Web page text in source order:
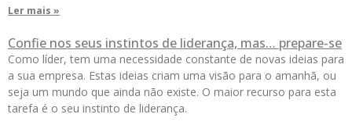
Ler mais »
Confie nos seus instintos de liderança, mas… prepare-se
Como líder, tem uma necessidade constante de novas ideias para
a sua empresa. Estas ideias criam uma visão para o amanhã, ou
seja um mundo que ainda não existe. O maior recurso para esta
tarefa é o seu instinto de liderança.